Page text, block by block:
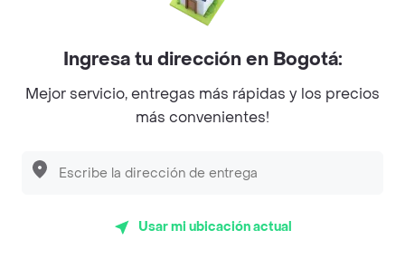
Aguas
Quatro Original 400ML
Ingresa tu dirección en Bogotá:
Mejor servicio, entregas más rápidas y los precios
más convenientes!
Usar mi ubicación actual